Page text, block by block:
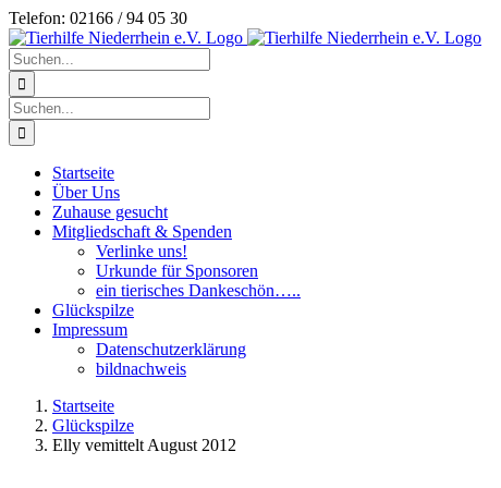
Zum
Inhalt
springen
Telefon: 02166 / 94 05 30
Suche
nach:
Suche
nach:
Startseite
Über Uns
Zuhause gesucht
Mitgliedschaft & Spenden
Verlinke uns!
Urkunde für Sponsoren
ein tierisches Dankeschön…..
Glückspilze
Impressum
Datenschutzerklärung
bildnachweis
Startseite
Glückspilze
Elly vemittelt August 2012